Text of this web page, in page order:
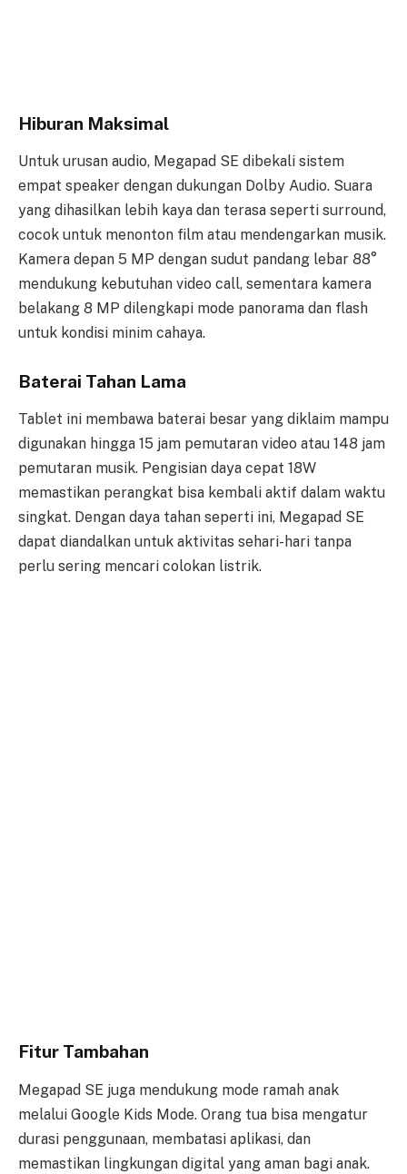
Hiburan Maksimal
Untuk urusan audio, Megapad SE dibekali sistem
empat speaker dengan dukungan Dolby Audio. Suara
yang dihasilkan lebih kaya dan terasa seperti surround,
cocok untuk menonton film atau mendengarkan musik.
Kamera depan 5 MP dengan sudut pandang lebar 88°
mendukung kebutuhan video call, sementara kamera
belakang 8 MP dilengkapi mode panorama dan flash
untuk kondisi minim cahaya.
Baterai Tahan Lama
Tablet ini membawa baterai besar yang diklaim mampu
digunakan hingga 15 jam pemutaran video atau 148 jam
pemutaran musik. Pengisian daya cepat 18W
memastikan perangkat bisa kembali aktif dalam waktu
singkat. Dengan daya tahan seperti ini, Megapad SE
dapat diandalkan untuk aktivitas sehari-hari tanpa
perlu sering mencari colokan listrik.
Fitur Tambahan
Megapad SE juga mendukung mode ramah anak
melalui Google Kids Mode. Orang tua bisa mengatur
durasi penggunaan, membatasi aplikasi, dan
memastikan lingkungan digital yang aman bagi anak.